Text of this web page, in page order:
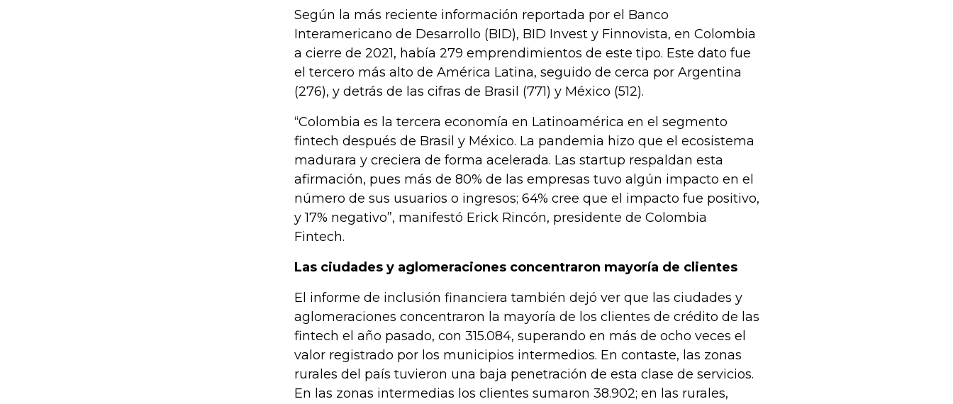
Según la más reciente información reportada por el Banco
Interamericano de Desarrollo (BID), BID Invest y Finnovista, en Colombia
a cierre de 2021, había 279 emprendimientos de este tipo. Este dato fue
el tercero más alto de América Latina, seguido de cerca por Argentina
(276), y detrás de las cifras de Brasil (771) y México (512).
“Colombia es la tercera economía en Latinoamérica en el segmento
fintech después de Brasil y México. La pandemia hizo que el ecosistema
madurara y creciera de forma acelerada. Las startup respaldan esta
afirmación, pues más de 80% de las empresas tuvo algún impacto en el
número de sus usuarios o ingresos; 64% cree que el impacto fue positivo,
y 17% negativo”, manifestó Erick Rincón, presidente de Colombia
Fintech.
Las ciudades y aglomeraciones concentraron mayoría de clientes
El informe de inclusión financiera también dejó ver que las ciudades y
aglomeraciones concentraron la mayoría de los clientes de crédito de las
fintech el año pasado, con 315.084, superando en más de ocho veces el
valor registrado por los municipios intermedios. En contaste, las zonas
rurales del país tuvieron una baja penetración de esta clase de servicios.
En las zonas intermedias los clientes sumaron 38.902; en las rurales,